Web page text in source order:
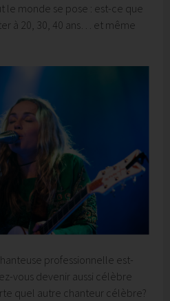
le monde se pose : est-ce que
à 20, 30, 40 ans… et même
professionnelle est-
vous devenir aussi célèbre
quel autre chanteur célèbre?